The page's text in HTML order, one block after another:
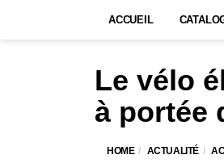
ACCUEIL
Le vélo
à portée
HOME ACTUALITÉ